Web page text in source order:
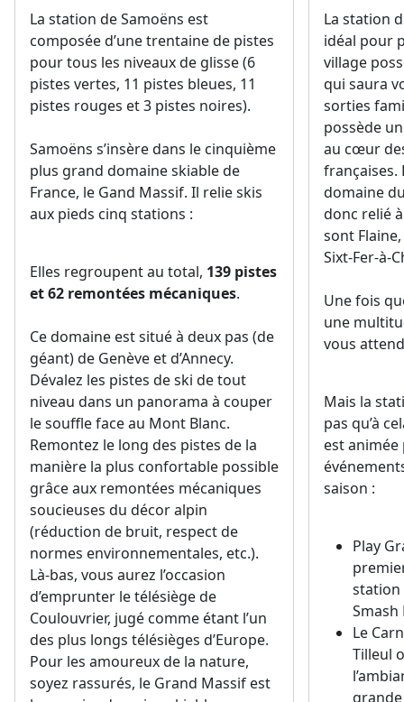
La station de Samoëns est
composée d’une trentaine de pistes
pour tous les niveaux de glisse (6
pistes vertes, 11 pistes bleues, 11
pistes rouges et 3 pistes noires).
Samoëns s’insère dans le cinquième
plus grand domaine skiable de
France, le Gand Massif. Il relie skis
aux pieds cinq stations :
Elles regroupent au total, 139 pistes
et 62 remontées mécaniques.
Ce domaine est situé à deux pas (de
géant) de Genève et d’Annecy.
Dévalez les pistes de ski de tout
niveau dans un panorama à couper
le souffle face au Mont Blanc.
Remontez le long des pistes de la
manière la plus confortable possible
grâce aux remontées mécaniques
soucieuses du décor alpin
(réduction de bruit, respect de
normes environnementales, etc.).
Là-bas, vous aurez l’occasion
d’emprunter le télésiège de
Coulouvrier, jugé comme étant l’un
des plus longs télésièges d’Europe.
Pour les amoureux de la nature,
soyez rassurés, le Grand Massif est
La station
idéal pour
village
qui saura
sorties
possède
au cœur
françaises.
domaine
donc relié
sont
Sixt-Fer-à-
Une fois
une
vous
Mais la
pas qu’à
est
saison :
Play
station
Le
Tilleul